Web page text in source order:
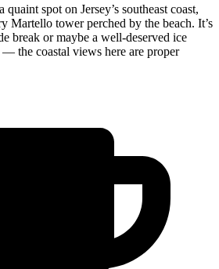
spot on Jersey’s southeast coast,
Martello tower perched by the beach. It’s
break or maybe a well-deserved ice
the coastal views here are proper